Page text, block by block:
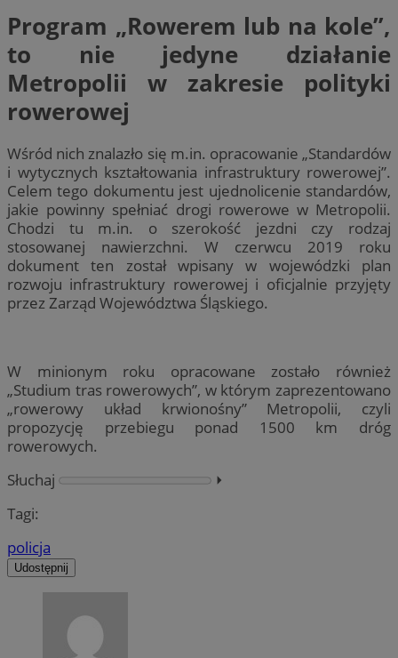
Program „Rowerem lub na kole”,
to nie jedyne działanie
Metropolii w zakresie polityki
rowerowej
Wśród nich znalazło się m.in. opracowanie „Standardów
i wytycznych kształtowania infrastruktury rowerowej”.
Celem tego dokumentu jest ujednolicenie standardów,
jakie powinny spełniać drogi rowerowe w Metropolii.
Chodzi tu m.in. o szerokość jezdni czy rodzaj
stosowanej nawierzchni. W czerwcu 2019 roku
dokument ten został wpisany w wojewódzki plan
rozwoju infrastruktury rowerowej i oficjalnie przyjęty
przez Zarząd Województwa Śląskiego.
W minionym roku opracowane zostało również
„Studium tras rowerowych”, w którym zaprezentowano
„rowerowy układ krwionośny” Metropolii, czyli
propozycję przebiegu ponad 1500 km dróg
rowerowych.
Słuchaj
⏵︎
Tagi:
policja
Udostępnij